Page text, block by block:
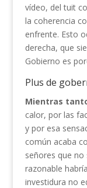
vídeo, del tuit
la coherencia
enfrente. Esto
derecha, que
Gobierno es
Plus de
Mientras
calor, por las
y por esa
común acaba
señores que
razonable
investidura no